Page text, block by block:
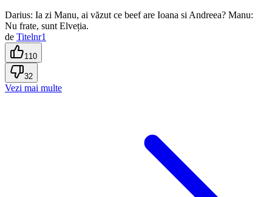
Darius: Ia zi Manu, ai văzut ce beef are Ioana si Andreea? Manu:
Nu frate, sunt Elveția.
de Titelnr1
110
32
Vezi mai multe